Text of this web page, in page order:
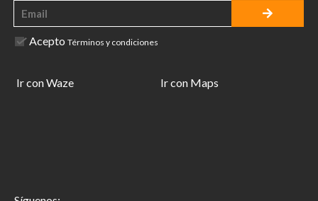
Acepto Términos y condiciones
Ir con Waze Ir con Maps